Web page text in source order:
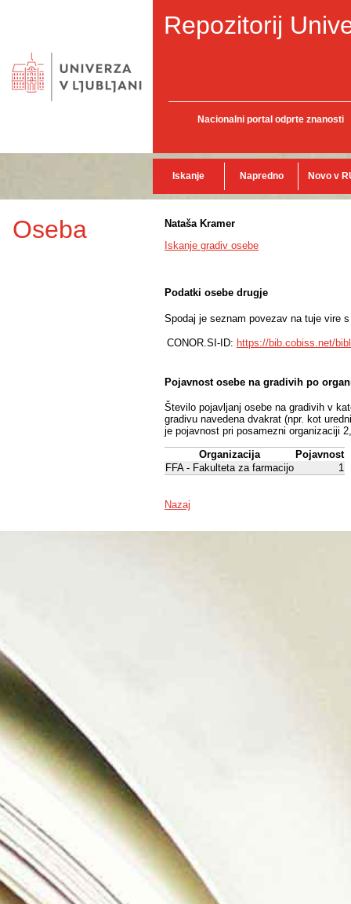
Repozitorij
Nacionalni portal odprte znanosti
Iskanje Napredno Novo v
Oseba
Nataša Kramer
Iskanje gradiv osebe
Podatki osebe drugje
Spodaj je seznam povezav na tuje vire
CONOR.SI-ID: https://bib.cobiss.net/
Pojavnost osebe na gradivih po
Število pojavljanj osebe na gradivih v
gradivu navedena dvakrat (npr. kot
je pojavnost pri posamezni organizaciji
Organizacija
Pojavnost
FFA - Fakulteta za farmacijo
1
Nazaj